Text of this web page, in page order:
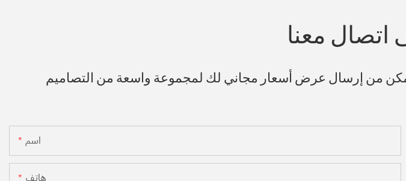
معنا
من إرسال عرض أسعار مجاني لك لمجموعة واسعة من التصاميم
اسم
هاتف